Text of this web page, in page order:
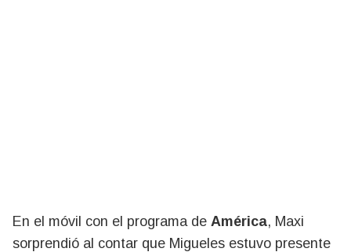
En el móvil con el programa de América, Maxi
sorprendió al contar que Migueles estuvo presente